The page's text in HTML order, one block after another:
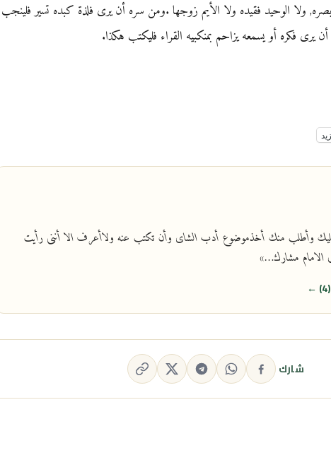
ولا الوحيد فقيده ولا الأيم زوجها .ومن سره أن يرى فلذة كبده تسير فلينجب
يرى فكره أو يسمعه يزاحم بمنكبيه القراء فليكتب هكذا.
وأطلب منك أخذموضوع أدب الشاى وأن تكتب عنه ولاأعرف الا أننى رأيت
الامام مشارك…»
شارك